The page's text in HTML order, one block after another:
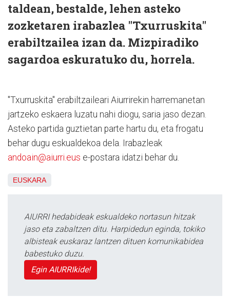
taldean, bestalde, lehen asteko
zozketaren irabazlea "Txurruskita"
erabiltzailea izan da. Mizpiradiko
sagardoa eskuratuko du, horrela.
"Txurruskita" erabiltzaileari Aiurrirekin harremanetan
jartzeko eskaera luzatu nahi diogu, saria jaso dezan.
Asteko partida guztietan parte hartu du, eta frogatu
behar dugu eskualdekoa dela. Irabazleak
andoain@aiurri.eus e-postara idatzi behar du.
EUSKARA
AIURRI hedabideak eskualdeko nortasun hitzak
jaso eta zabaltzen ditu. Harpidedun eginda, tokiko
albisteak euskaraz lantzen dituen komunikabidea
babestuko duzu.
Egin AIURRIkide!